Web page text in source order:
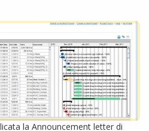
la Announcement letter di